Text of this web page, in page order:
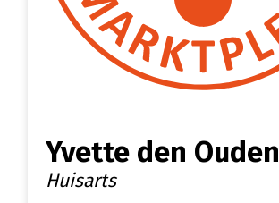
Yvette den Ouden
Huisarts